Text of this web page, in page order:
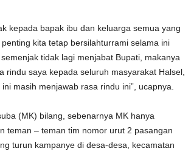
kepada bapak ibu dan keluarga semua yang
kita tetap bersilahturrami selama ini
tidak lagi menjabat Bupati, makanya
rindu saya kepada seluruh masyarakat Halsel,
masih menjawab rasa rindu ini”, ucapnya.
(MK) bilang, sebenarnya MK hanya
teman – teman tim nomor urut 2 pasangan
turun kampanye di desa-desa, kecamatan